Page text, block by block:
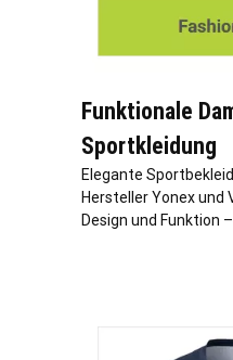
Funktionale
Sportkleidung
Elegante
Hersteller Yonex
Design und Funktion